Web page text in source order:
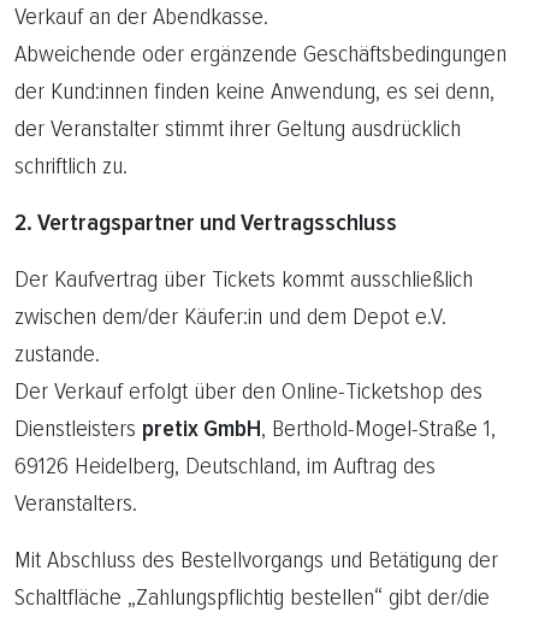
Verkauf an der Abendkasse.
Abweichende oder ergänzende Geschäftsbedingungen
der Kund:innen finden keine Anwendung, es sei denn,
der Veranstalter stimmt ihrer Geltung ausdrücklich
schriftlich zu.
2. Vertragspartner und Vertragsschluss
Der Kaufvertrag über Tickets kommt ausschließlich
zwischen dem/der Käufer:in und dem Depot e.V.
zustande.
Der Verkauf erfolgt über den Online-Ticketshop des
Dienstleisters pretix GmbH, Berthold-Mogel-Straße 1,
69126 Heidelberg, Deutschland, im Auftrag des
Veranstalters.
Mit Abschluss des Bestellvorgangs und Betätigung der
Schaltfläche „Zahlungspflichtig bestellen“ gibt der/die